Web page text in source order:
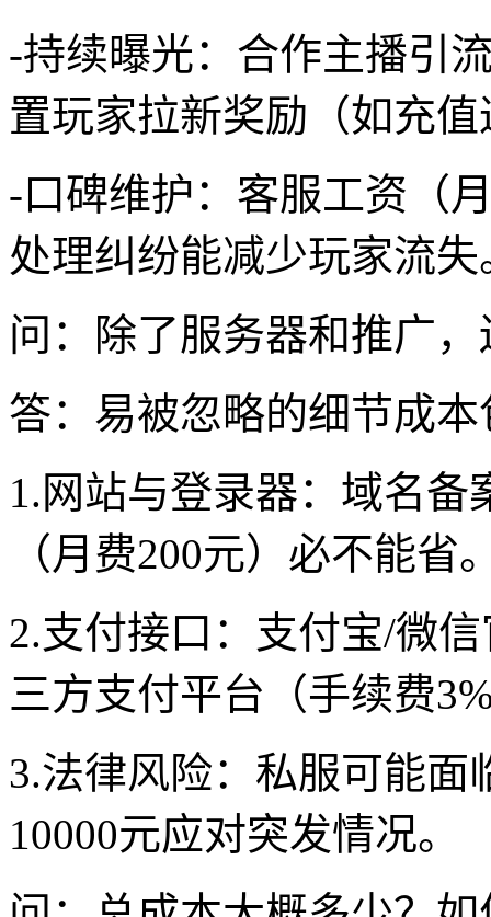
-持续曝光：合作主播引
置玩家拉新奖励（如充
-口碑维护：客服工资（
处理纠纷能减少玩家流失
问：除了服务器和推广
答：易被忽略的细节成本
1.网站与登录器：域名备
（月费200元）必不能省
2.支付接口：支付宝/微
三方支付平台（手续费
3.法律风险：私服可能面
10000元应对突发情况。